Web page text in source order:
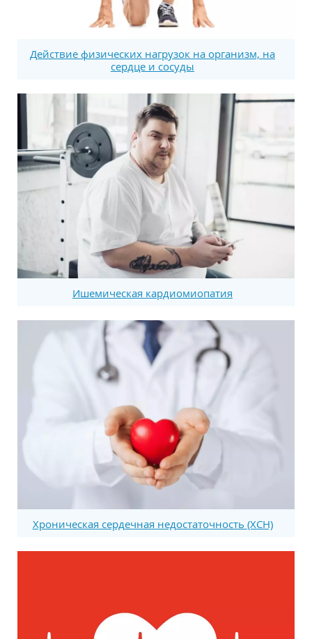
Действие физических нагрузок на организм, на
сердце и сосуды
Ишемическая кардиомиопатия
Хроническая сердечная недостаточность (ХСН)